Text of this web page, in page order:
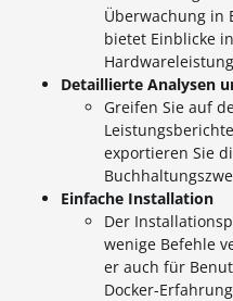
Überwachung in
bietet Einblicke
Detaillierte Analysen
Greifen Sie auf
exportieren Sie
Einfache Installation
Der
wenige Befehle
er auch für
Docker-